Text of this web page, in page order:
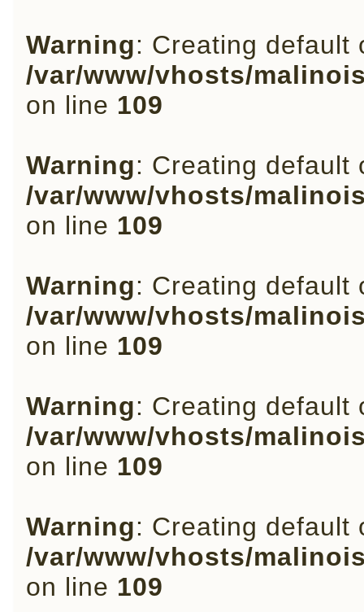
Warning: Creating default
/var/www/vhosts/
on line 109
Warning: Creating default
/var/www/vhosts/
on line 109
Warning: Creating default
/var/www/vhosts/
on line 109
Warning: Creating default
/var/www/vhosts/
on line 109
Warning: Creating default
/var/www/vhosts/
on line 109